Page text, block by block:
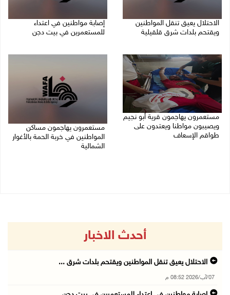
الاحتلال يعيق تنقل المواطنين
ويقتحم بلدات شرق قلقيلية
إصابة مواطنين في اعتداء
للمستعمرين في بيت دجن
مستعمرون يهاجمون قرية أبو نجيم
ويصيبون مواطنا ويعتدون على
طواقم الإسعاف
مستعمرون يهاجمون مساكن
المواطنين في خربة الحمة بالأغوار
الشمالية
أحدث الاخبار
الاحتلال يعيق تنقل المواطنين ويقتحم بلدات شرق ...
07/آب/2026 08:52 م